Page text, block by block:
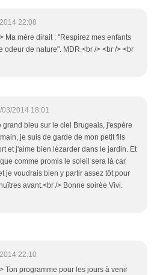
22:08
Ma mère dirait : "Respirez mes enfants
odeur de nature". MDR.<br /> <br /> <br
03/2014 18:01
bleu sur le ciel Brugeais, j'espère
je suis de garde de mon petit fils
et j'aime bien lézarder dans le jardin. Et
comme promis le soleil sera là car
je voudrais bien y partir assez tôt pour
avant.<br /> Bonne soirée Vivi.
22:10
Ton programme pour les jours à venir